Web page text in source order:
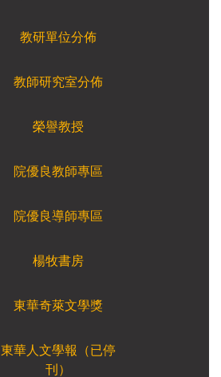
教研單位分佈
教師研究室分佈
榮譽教授
院優良教師專區
院優良導師專區
楊牧書房
東華奇萊文學獎
東華人文學報（已停
刊）